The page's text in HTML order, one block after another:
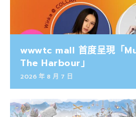
wwwtc mall 首度呈現「
The Harbour」
2026 年 8 月 7 日